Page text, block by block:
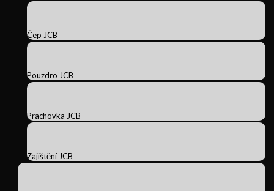
Čep JCB
Pouzdro JCB
Prachovka JCB
Zajištění JCB